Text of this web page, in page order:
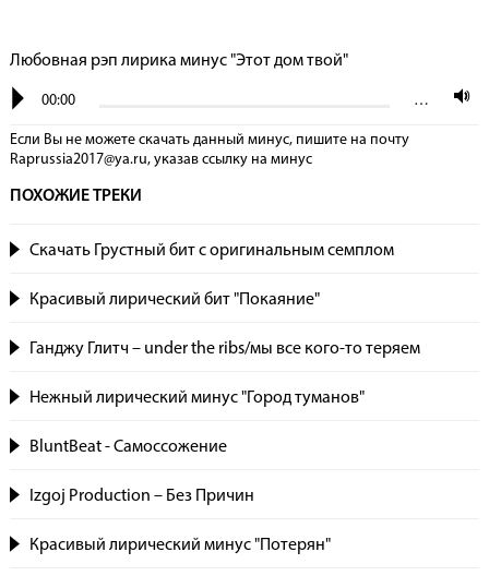
Любовная рэп лирика минус "Этот дом твой"
00:00 …
Если Вы не можете скачать данный минус, пишите на почту
Raprussia2017@ya.ru, указав сcылку на минус
ПОХОЖИЕ ТРЕКИ
Скачать Грустный бит с оригинальным семплом
Красивый лирический бит "Покаяние"
Ганджу Глитч – under the ribs/мы все кого-то теряем
Нежный лирический минус "Город туманов"
BluntBeat - Самоссожение
Izgoj Production – Без Причин
Красивый лирический минус "Потерян"